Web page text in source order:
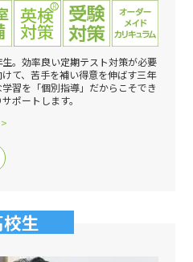
。効率良い定期テスト対策が必要
て、苦手を補い得意を伸ばす三年
習を「個別指導」だからこそでき
ポートします。
生